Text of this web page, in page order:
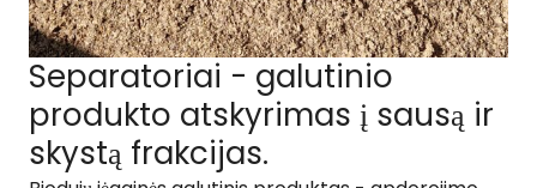
Separatoriai - galutinio
produkto atskyrimas į sausą ir
skystą frakcijas.